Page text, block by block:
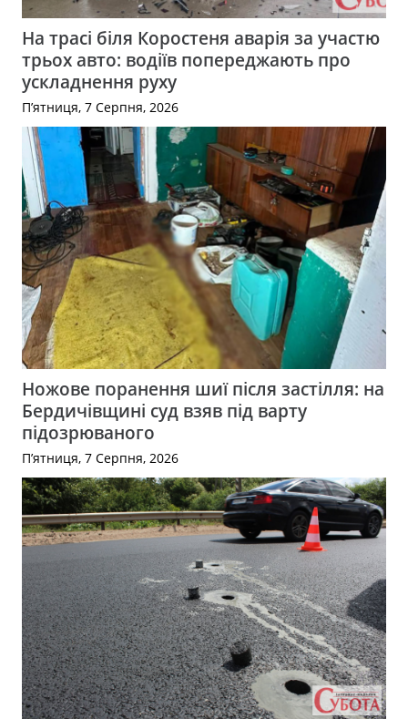
На трасі біля Коростеня аварія за участю
трьох авто: водіїв попереджають про
ускладнення руху
П’ятниця, 7 Серпня, 2026
Ножове поранення шиї після застілля: на
Бердичівщині суд взяв під варту
підозрюваного
П’ятниця, 7 Серпня, 2026